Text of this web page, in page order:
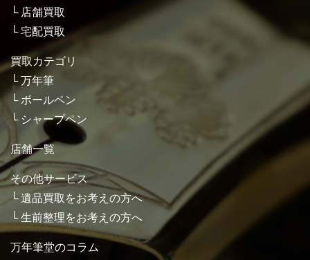
店舗買取
宅配買取
買取カテゴリ
万年筆
ボールペン
シャープペン
店舗一覧
その他サービス
遺品買取をお考えの方へ
生前整理をお考えの方へ
万年筆堂のコラム